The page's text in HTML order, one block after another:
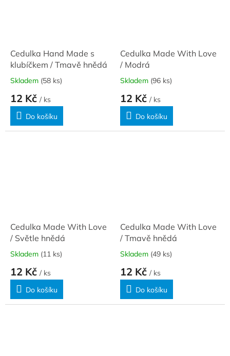
Cedulka Hand Made s
klubíčkem / Tmavě hnědá
Skladem (58 ks)
12 Kč / ks
Do košíku
Cedulka Made With Love
/ Modrá
Skladem (96 ks)
12 Kč / ks
Do košíku
Cedulka Made With Love
/ Světle hnědá
Skladem (11 ks)
12 Kč / ks
Do košíku
Cedulka Made With Love
/ Tmavě hnědá
Skladem (49 ks)
12 Kč / ks
Do košíku